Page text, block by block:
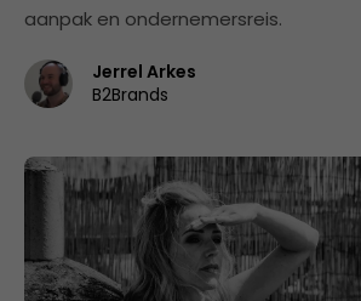
aanpak en ondernemersreis.
Jerrel Arkes
B2Brands